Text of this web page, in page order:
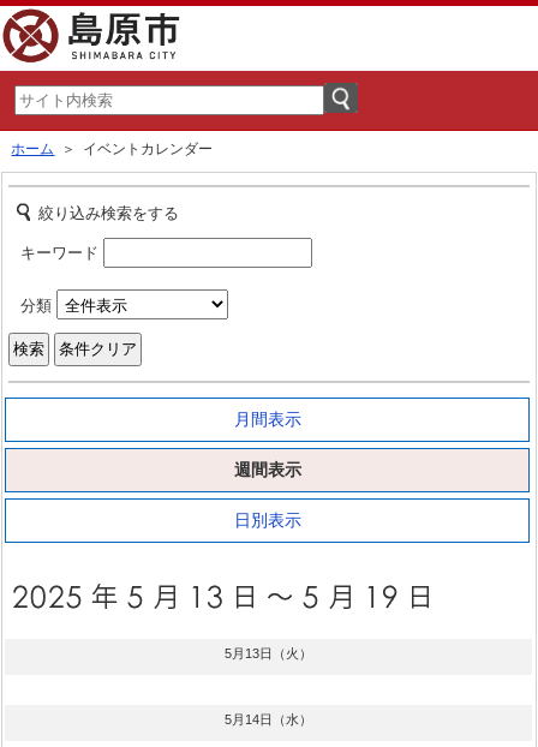
ホーム ＞ イベントカレンダー
絞り込み検索をする
キーワード
分類
月間表示
週間表示
日別表示
5月13日（火）
5月14日（水）